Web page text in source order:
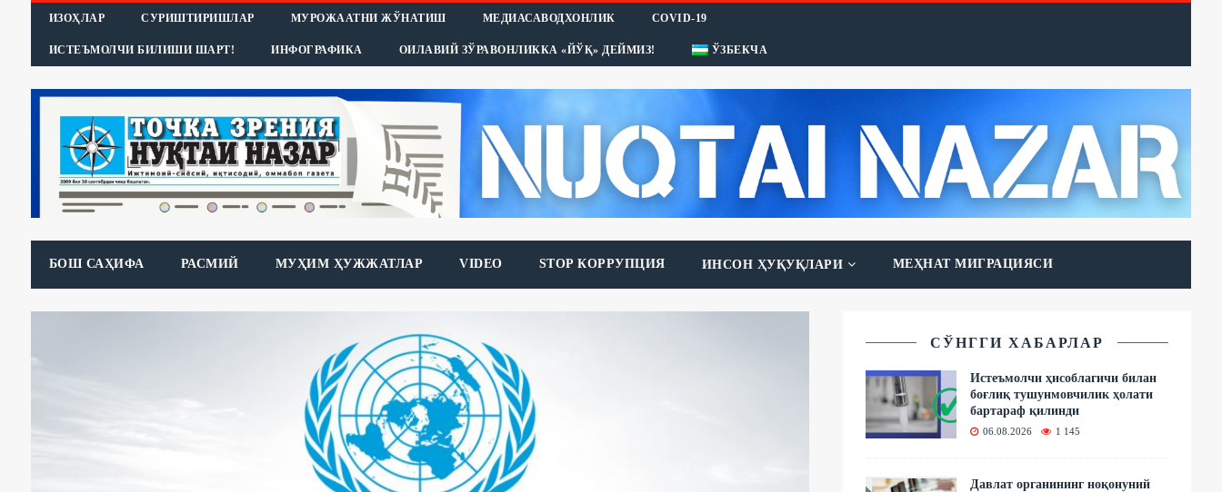
ИЗОҲЛАР СУРИШТИРИШЛАР МУРОЖААТНИ ЖЎНАТИШ МЕДИАСАВОДХОНЛИК COVID-19
ИСТЕЪМОЛЧИ БИЛИШИ ШАРТ! ИНФОГРАФИКА ОИЛАВИЙ ЗЎРАВОНЛИККА «ЙЎҚ» ДЕЙМИЗ! ЎЗБЕКЧА
БОШ САҲИФА РАСМИЙ МУҲИМ ҲУЖЖАТЛАР VIDEO STOP КОРРУПЦИЯ ИНСОН ҲУҚУҚЛАРИ МЕҲНАТ МИГРАЦИЯСИ
СЎНГГИ ХАБАРЛАР
Истеъмолчи ҳисоблагичи билан
боғлиқ тушунмовчилик ҳолати
бартараф қилинди
06.08.2026 1 145
Давлат органининг ноқонуний